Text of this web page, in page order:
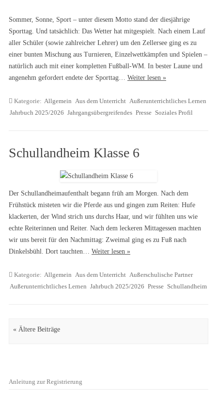
Sommer, Sonne, Sport – unter diesem Motto stand der diesjährige
Sporttag. Und tatsächlich: Das Wetter hat mitgespielt. Nach einem Lauf
aller Schüler (sowie zahlreicher Lehrer) um den Zellersee ging es zu
einer bunten Mischung aus Turnieren, Einzelwettkämpfen und Spielen –
natürlich auch mit einer kompletten Fußball-WM. In bester Laune und
angenehm gefordert endete der Sporttag… Weiter lesen »
Kategorie: Allgemein Aus dem Unterricht Außerunterrichtliches Lernen
Jahrbuch 2025/2026 Jahrgangsübergreifendes Presse Soziales Profil
Schullandheim Klasse 6
Der Schullandheimaufenthalt begann früh am Morgen. Nach dem
Frühstück misteten wir die Pferde aus und gingen zum Reiten: Hufe
klackerten, der Wind strich uns durchs Haar, und wir fühlten uns wie
echte Reiterinnen und Reiter. Nach dem leckeren Mittagessen machten
wir uns bereit für den Nachmittag: Zweimal ging es zu Fuß nach
Dinkelsbühl. Dort tauchten… Weiter lesen »
Kategorie: Allgemein Aus dem Unterricht Außerschulische Partner
Außerunterrichtliches Lernen Jahrbuch 2025/2026 Presse Schullandheim
Artikel Navigation
« Ältere Beiträge
Anleitung zur Registrierung